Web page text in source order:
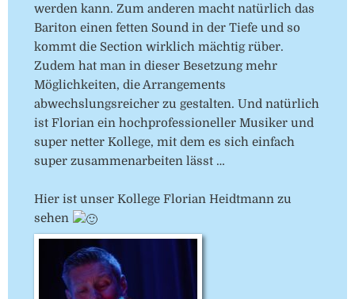
werden kann. Zum anderen macht natürlich das
Bariton einen fetten Sound in der Tiefe und so
kommt die Section wirklich mächtig rüber.
Zudem hat man in dieser Besetzung mehr
Möglichkeiten, die Arrangements
abwechslungsreicher zu gestalten. Und natürlich
ist Florian ein hochprofessioneller Musiker und
super netter Kollege, mit dem es sich einfach
super zusammenarbeiten lässt …
Hier ist unser Kollege Florian Heidtmann zu
sehen